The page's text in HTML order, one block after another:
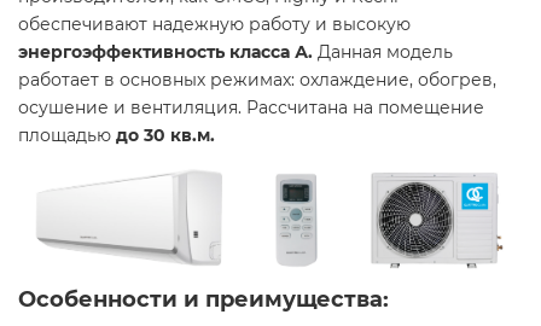
обеспечивают надежную работу и высокую
энергоэффективность класса А. Данная модель
работает в основных режимах: охлаждение, обогрев,
осушение и вентиляция. Рассчитана на помещение
площадью до 30 кв.м.
Особенности и преимущества: